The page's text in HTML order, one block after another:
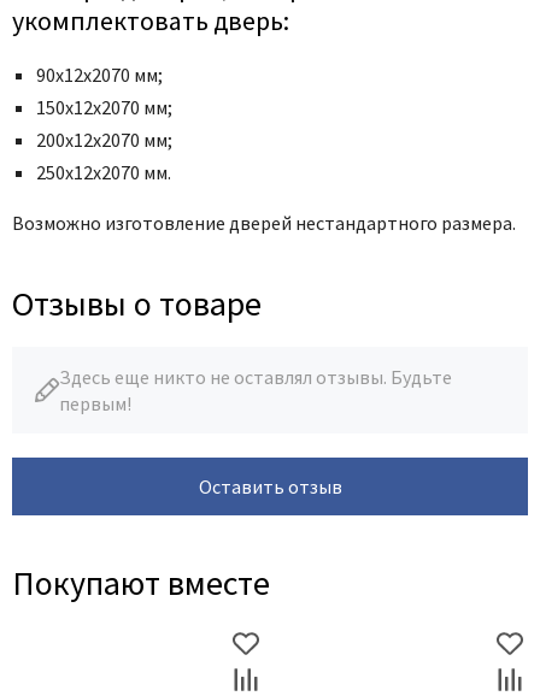
укомплектовать дверь:
90х12х2070 мм;
150х12х2070 мм;
200х12х2070 мм;
250х12х2070 мм.
Возможно изготовление дверей нестандартного размера.
Отзывы о товаре
Здесь еще никто не оставлял отзывы. Будьте
первым!
Оставить отзыв
Покупают вместе